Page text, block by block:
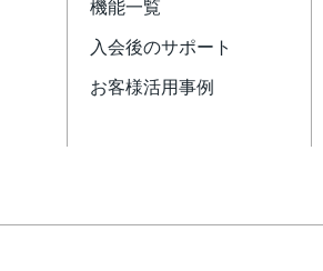
機能一覧
入会後のサポート
お客様活用事例